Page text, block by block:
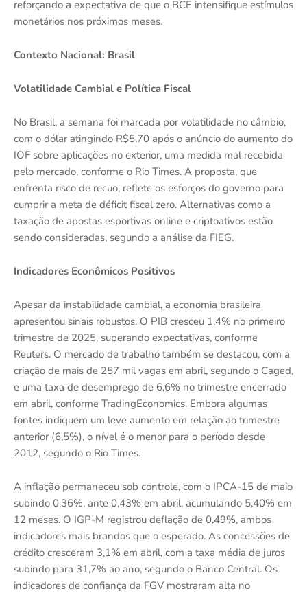
reforçando a expectativa de que o BCE intensifique estímulos
monetários nos próximos meses.
Contexto Nacional: Brasil
Volatilidade Cambial e Política Fiscal
No Brasil, a semana foi marcada por volatilidade no câmbio,
com o dólar atingindo R$5,70 após o anúncio do aumento do
IOF sobre aplicações no exterior, uma medida mal recebida
pelo mercado, conforme o Rio Times. A proposta, que
enfrenta risco de recuo, reflete os esforços do governo para
cumprir a meta de déficit fiscal zero. Alternativas como a
taxação de apostas esportivas online e criptoativos estão
sendo consideradas, segundo a análise da FIEG.
Indicadores Econômicos Positivos
Apesar da instabilidade cambial, a economia brasileira
apresentou sinais robustos. O PIB cresceu 1,4% no primeiro
trimestre de 2025, superando expectativas, conforme
Reuters. O mercado de trabalho também se destacou, com a
criação de mais de 257 mil vagas em abril, segundo o Caged,
e uma taxa de desemprego de 6,6% no trimestre encerrado
em abril, conforme TradingEconomics. Embora algumas
fontes indiquem um leve aumento em relação ao trimestre
anterior (6,5%), o nível é o menor para o período desde
2012, segundo o Rio Times.
A inflação permaneceu sob controle, com o IPCA-15 de maio
subindo 0,36%, ante 0,43% em abril, acumulando 5,40% em
12 meses. O IGP-M registrou deflação de 0,49%, ambos
indicadores mais brandos que o esperado. As concessões de
crédito cresceram 3,1% em abril, com a taxa média de juros
subindo para 31,7% ao ano, segundo o Banco Central. Os
indicadores de confiança da FGV mostraram alta no